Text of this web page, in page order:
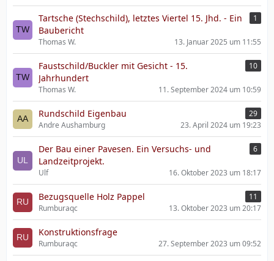
Tartsche (Stechschild), letztes Viertel 15. Jhd. - Ein
Baubericht
1
Thomas W. 13. Januar 2025 um 11:55
Faustschild/Buckler mit Gesicht - 15.
Jahrhundert
10
Thomas W. 11. September 2024 um 10:59
Rundschild Eigenbau
29
Andre Aushamburg
23. April 2024 um 19:23
Der Bau einer Pavesen. Ein Versuchs- und
Landzeitprojekt.
6
Ulf 16. Oktober 2023 um 18:17
Bezugsquelle Holz Pappel
11
Rumburaqc
13. Oktober 2023 um 20:17
Konstruktionsfrage
Rumburaqc 27. September 2023 um 09:52